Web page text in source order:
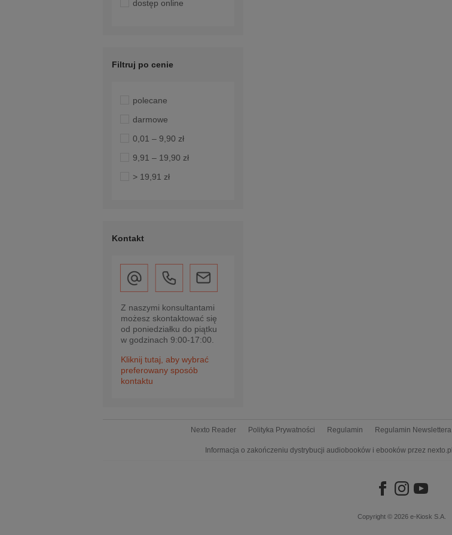
dostęp online
Filtruj po cenie
polecane
darmowe
0,01 – 9,90 zł
9,91 – 19,90 zł
> 19,91 zł
Kontakt
Z naszymi konsultantami
możesz skontaktować się
od poniedziałku do piątku
w godzinach 9:00-17:00.
Kliknij tutaj, aby wybrać
preferowany sposób
kontaktu
Nexto Reader Polityka Prywatności Regulamin Regulamin Newslettera
Informacja o zakończeniu dystrybucji audiobooków i ebooków przez nexto.pl
Copyright © 2026 e-Kiosk S.A.